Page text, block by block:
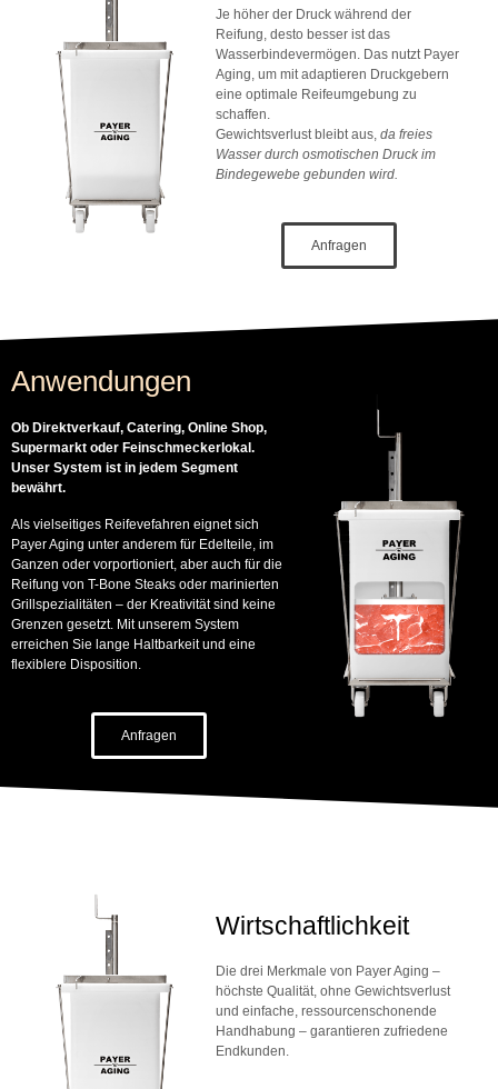
Je höher der Druck während der
Reifung, desto besser ist das
Wasserbindevermögen. Das nutzt Payer
Aging, um mit adaptieren Druckgebern
eine optimale Reifeumgebung zu
schaffen.
Gewichtsverlust bleibt aus, da freies
Wasser durch osmotischen Druck im
Bindegewebe gebunden wird.
Anfragen
Anwendungen
Ob Direktverkauf, Catering, Online Shop,
Supermarkt oder Feinschmeckerlokal.
Unser System ist in jedem Segment
bewährt.
Als vielseitiges Reifevefahren eignet sich
Payer Aging unter anderem für Edelteile, im
Ganzen oder vorportioniert, aber auch für die
Reifung von T-Bone Steaks oder marinierten
Grillspezialitäten – der Kreativität sind keine
Grenzen gesetzt. Mit unserem System
erreichen Sie lange Haltbarkeit und eine
flexiblere Disposition.
Anfragen
Wirtschaftlichkeit
Die drei Merkmale von Payer Aging –
höchste Qualität, ohne Gewichtsverlust
und einfache, ressourcenschonende
Handhabung – garantieren zufriedene
Endkunden.